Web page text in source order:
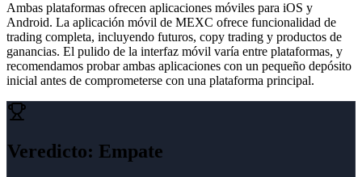
Ambas plataformas ofrecen aplicaciones móviles para iOS y
Android. La aplicación móvil de MEXC ofrece funcionalidad de
trading completa, incluyendo futuros, copy trading y productos de
ganancias. El pulido de la interfaz móvil varía entre plataformas, y
recomendamos probar ambas aplicaciones con un pequeño depósito
inicial antes de comprometerse con una plataforma principal.
Veredicto: Empate